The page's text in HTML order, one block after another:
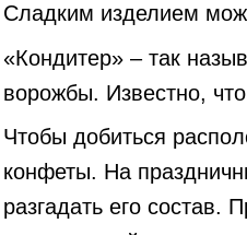
Сладким изделием
«Кондитер» – так
ворожбы. Известно,
Чтобы добиться
конфеты. На
разгадать его состав.